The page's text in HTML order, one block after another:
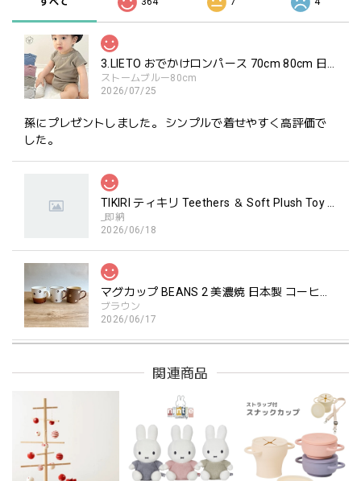
ストームブルー80cm
2026/07/25
孫にプレゼントしました。 シンプルで着せやすく高評価で
した。
_即納
2026/06/18
ブラウン
2026/06/17
持ちやすいようで今持ってるおもちゃの中で1番長く握って
いてくれます。舐めるのはもちろん、掲げてみたりいろんな
遊び方をしています。見た目が可愛いので遊んでいる姿もと
関連商品